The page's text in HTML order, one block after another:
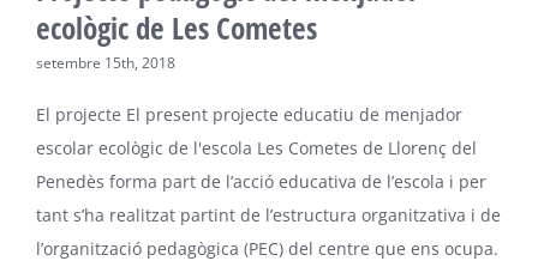
ecològic de Les Cometes
setembre 15th, 2018
El projecte El present projecte educatiu de menjador
escolar ecològic de l'escola Les Cometes de Llorenç del
Penedès forma part de l’acció educativa de l’escola i per
tant s’ha realitzat partint de l’estructura organitzativa i de
l’organització pedagògica (PEC) del centre que ens ocupa.